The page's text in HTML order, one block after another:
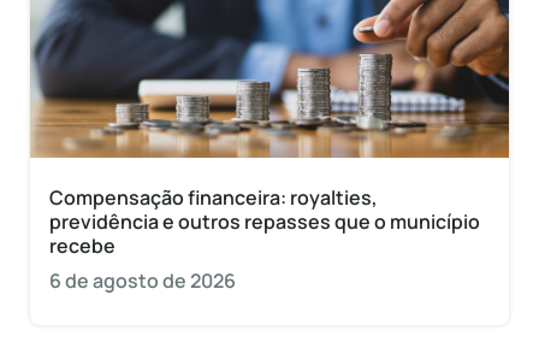
Compensação financeira: royalties,
previdência e outros repasses que o município
recebe
6 de agosto de 2026